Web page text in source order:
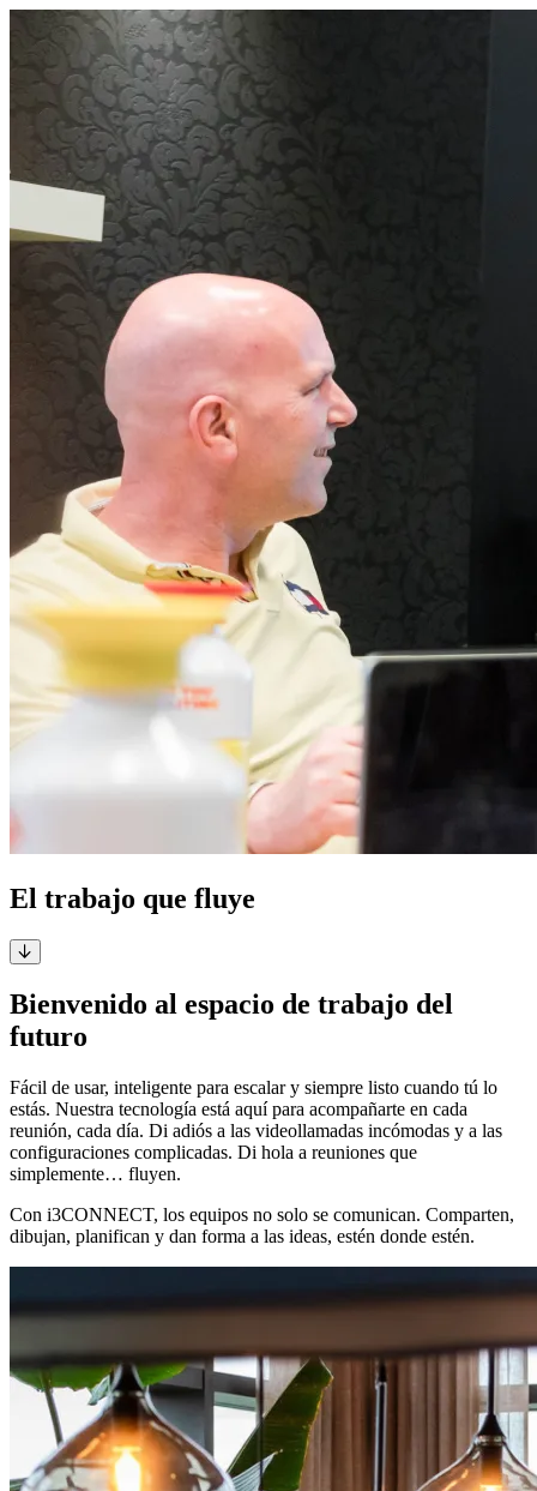
El trabajo que fluye
Bienvenido al espacio de trabajo del
futuro
Fácil de usar, inteligente para escalar y siempre listo cuando tú lo
estás. Nuestra tecnología está aquí para acompañarte en cada
reunión, cada día. Di adiós a las videollamadas incómodas y a las
configuraciones complicadas. Di hola a reuniones que
simplemente… fluyen.
Con i3CONNECT, los equipos no solo se comunican. Comparten,
dibujan, planifican y dan forma a las ideas, estén donde estén.